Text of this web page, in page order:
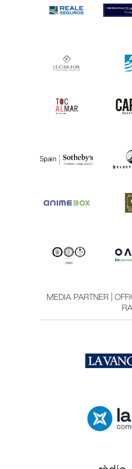
MEDIA PARTNER |